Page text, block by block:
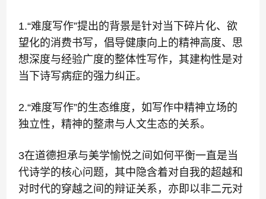
1.“难度写作”提出的背景是针对当下碎片化、欲
望化的消费书写，倡导健康向上的精神高度、思
想深度与经验广度的整体性写作，其建构性是对
当下诗写病症的强力纠正。
2.“难度写作”的生态维度，如写作中精神立场的
独立性，精神的整肃与人文生态的关系。
3在道德担承与美学愉悦之间如何平衡一直是当
代诗学的核心问题，其中隐含着对自我的超越和
对时代的穿越之间的辩证关系，亦即以非二元对